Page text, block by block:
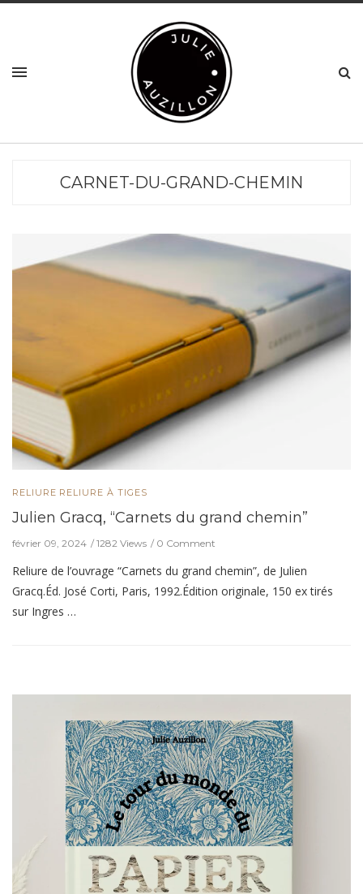
CARNET-DU-GRAND-CHEMIN
RELIURE RELIURE À TIGES
Julien Gracq, “Carnets du grand chemin”
février 09, 2024 1282 Views 0 Comment
Reliure de l’ouvrage “Carnets du grand chemin”, de Julien
Gracq.Éd. José Corti, Paris, 1992.Édition originale, 150 ex tirés
sur Ingres …